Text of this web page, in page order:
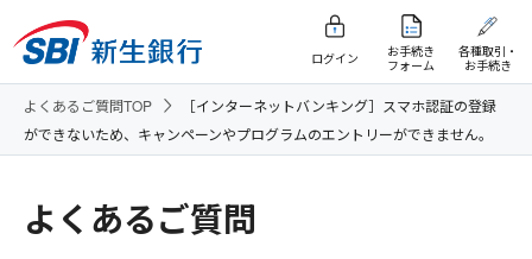
ログイン
お手続き
フォーム
各種取引・
お手続き
よくあるご質問TOP
［インターネットバンキング］スマホ認証の登録
ができないため、キャンペーンやプログラムのエントリーができません。
よくあるご質問